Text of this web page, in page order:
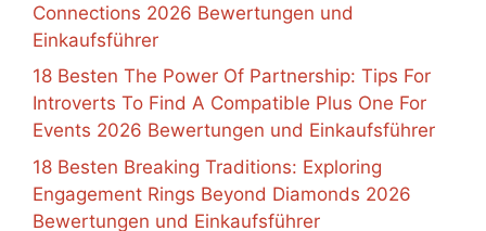
Connections 2026 Bewertungen und
Einkaufsführer
18 Besten The Power Of Partnership: Tips For
Introverts To Find A Compatible Plus One For
Events 2026 Bewertungen und Einkaufsführer
18 Besten Breaking Traditions: Exploring
Engagement Rings Beyond Diamonds 2026
Bewertungen und Einkaufsführer